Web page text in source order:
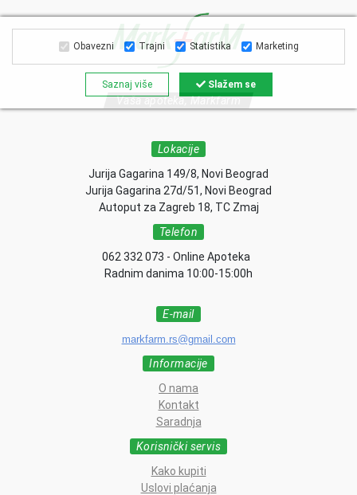
Vaša apoteka, Markfarm
Lokacije
Jurija Gagarina 149/8, Novi Beograd
Jurija Gagarina 27d/51, Novi Beograd
Autoput za Zagreb 18, TC Zmaj
Telefon
062 332 073 - Online Apoteka
Radnim danima 10:00-15:00h
E-mail
markfarm.rs@gmail.com
Informacije
O nama
Kontakt
Saradnja
Korisnički servis
Kako kupiti
Uslovi plaćanja
Obavezni Trajni Statistika Marketing
Saznaj više Slažem se